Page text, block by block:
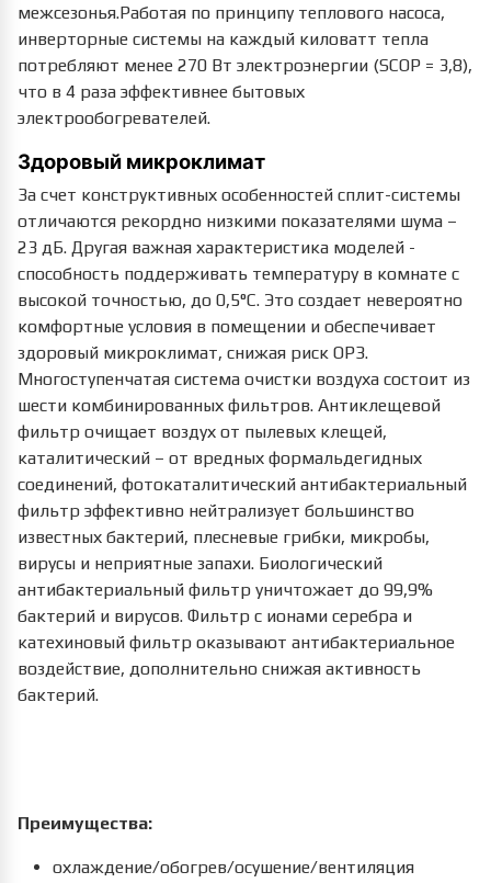
межсезонья.Работая по принципу теплового насоса,
инверторные системы на каждый киловатт тепла
потребляют менее 270 Вт электроэнергии (SCOP = 3,8),
что в 4 раза эффективнее бытовых
электрообогревателей.
Здоровый микроклимат
За счет конструктивных особенностей сплит-системы
отличаются рекордно низкими показателями шума –
23 дБ. Другая важная характеристика моделей -
способность поддерживать температуру в комнате с
высокой точностью, до 0,5°С. Это создает невероятно
комфортные условия в помещении и обеспечивает
здоровый микроклимат, снижая риск ОРЗ.
Многоступенчатая система очистки воздуха состоит из
шести комбинированных фильтров. Антиклещевой
фильтр очищает воздух от пылевых клещей,
каталитический – от вредных формальдегидных
соединений, фотокаталитический антибактериальный
фильтр эффективно нейтрализует большинство
известных бактерий, плесневые грибки, микробы,
вирусы и неприятные запахи. Биологический
антибактериальный фильтр уничтожает до 99,9%
бактерий и вирусов. Фильтр с ионами серебра и
катехиновый фильтр оказывают антибактериальное
воздействие, дополнительно снижая активность
бактерий.
Преимущества:
охлаждение/обогрев/осушение/вентиляция